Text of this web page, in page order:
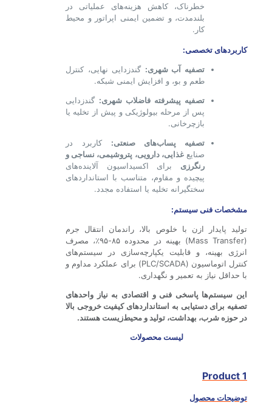
خطرناک، کاهش هزینه‌های عملیاتی در
بلندمدت، و تضمین ایمنی اپراتور و محیط
کار.
کاربردهای تخصصی:
تصفیه آب شهری: گندزدایی نهایی، کنترل
طعم و بو، و افزایش ایمنی شبکه.
تصفیه پیشرفته فاضلاب شهری: گندزدایی
پس از مرحله بیولوژیکی و پیش از تخلیه یا
بازچرخانی.
تصفیه پساب‌های صنعتی: کاربرد در
صنایعغذایی، دارویی، پتروشیمی، نساجی و
رنگرزی برای اکسیداسیون آلاینده‌های
پیچیده و مقاوم، متناسب با استانداردهای
سختگیرانه تخلیه یا استفاده مجدد.
مشخصات فنی سیستم:
تولید پایدار ازن با خلوص بالا، راندمان انتقال جرم
(Mass Transfer) بهینه در محدوده ۸۵-۹۵٪، مصرف
انرژی بهینه، و قابلیت یکپارچه‌سازی در سیستم‌های
کنترل اتوماسیون (PLC/SCADA) برای عملکرد مداوم و
با حداقل نیاز به تعمیر و نگهداری.
این سیستم‌ها پاسخی فنی و اقتصادی به نیاز واحدهای
تصفیه برای دستیابی به استانداردهای کیفیت خروجی بالا
در حوزه شرب، بهداشت، تولید و محیط‌زیست هستند.
لیست محصولات
Product 1
توضیحات محصول